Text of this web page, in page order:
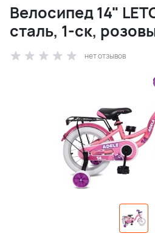
Велосипед 14"
сталь, 1-ск,
нет отзывов